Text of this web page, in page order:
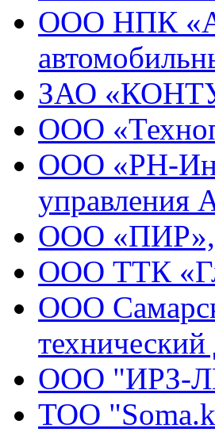
ООО НПК
ЗАО
ООО
ООО «РН-
управления
ООО «ПИР»,
ООО ТТК
ООО
технический
ООО "ИРЗ-
ТОО